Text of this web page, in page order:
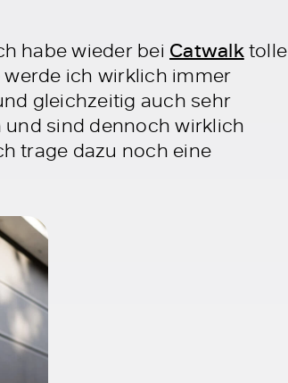
habe wieder bei Catwalktolle
werde ich wirklich immer
gleichzeitig auch sehr
und sind dennoch wirklich
trage dazu noch eine